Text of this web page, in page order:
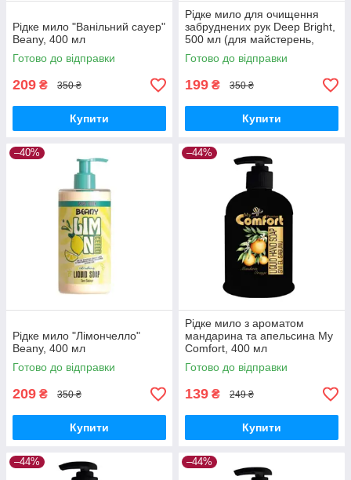
Рідке мило "Ванільний сауер"
Beany, 400 мл
Готово до відправки
209 ₴ 350 ₴
Купити
Рідке мило для очищення
забруднених рук Deep Bright,
500 мл (для майстерень,
СТО)
Готово до відправки
199 ₴ 350 ₴
Купити
–40%
Рідке мило "Лімончелло"
Beany, 400 мл
Готово до відправки
209 ₴ 350 ₴
Купити
–44%
Рідке мило з ароматом
мандарина та апельсина My
Comfort, 400 мл
Готово до відправки
139 ₴ 249 ₴
Купити
–44% –44%